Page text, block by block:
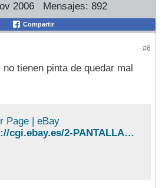
2006 Mensajes: 892
Compartir
#6
tienen pinta de quedar mal
Page | eBay
http://cgi.ebay.es/2-PANTALLAS-PARASOLES-TFT-LCD-8-PULGADOS-WIDESCREEN_W0QQitemZ150107300415QQcategoryZ73588QQtcZphotoQQcmdZViewItem